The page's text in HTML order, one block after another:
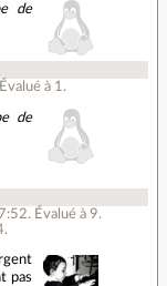
de
Évalué à 1 .
de
. Évalué à9.
pas